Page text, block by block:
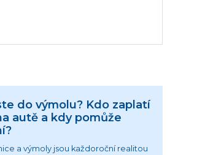
do výmolu? Kdo zaplatí
autě a kdy pomůže
a výmoly jsou každoroční realitou